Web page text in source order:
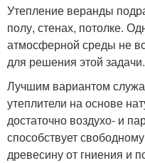
Утепление веранды
полу, стенах, потолке.
атмосферной среды не
для решения этой задачи.
Лучшим вариантом
утеплители на основе
достаточно воздухо- и
способствует
древесину от гниения и